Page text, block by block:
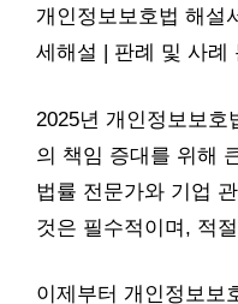
개인정보보호법 해설
세해설 | 판례 및 사례
2025년 개인정보보호
의 책임 증대를 위해
법률 전문가와 기업
것은 필수적이며, 적
이제부터 개인정보보